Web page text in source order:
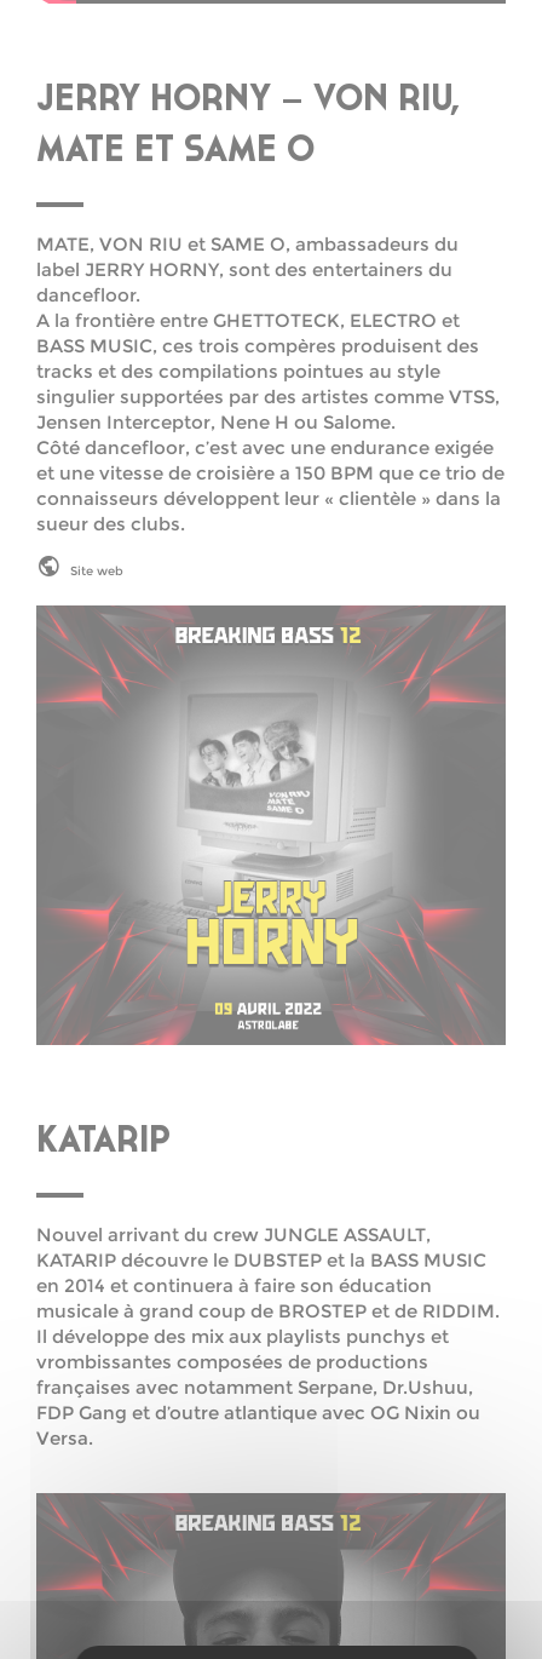
JERRY HORNY – VON RIU,
MATE ET SAME O
MATE, VON RIU et SAME O, ambassadeurs du
label JERRY HORNY, sont des entertainers du
dancefloor.
A la frontière entre GHETTOTECK, ELECTRO et
BASS MUSIC, ces trois compères produisent des
tracks et des compilations pointues au style
singulier supportées par des artistes comme VTSS,
Jensen Interceptor, Nene H ou Salome.
Côté dancefloor, c’est avec une endurance exigée
et une vitesse de croisière a 150 BPM que ce trio de
connaisseurs développent leur « clientèle » dans la
sueur des clubs.
Site web
KATARIP
Nouvel arrivant du crew JUNGLE ASSAULT,
KATARIP découvre le DUBSTEP et la BASS MUSIC
en 2014 et continuera à faire son éducation
musicale à grand coup de BROSTEP et de RIDDIM.
Il développe des mix aux playlists punchys et
vrombissantes composées de productions
françaises avec notamment Serpane, Dr.Ushuu,
FDP Gang et d’outre atlantique avec OG Nixin ou
Versa.